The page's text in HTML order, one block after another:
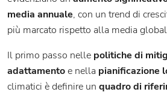
media annuale, con un trend di
più marcato rispetto alla media
Il primo passo nelle politiche di
adattamentoe nella pianificazione
climatici è definire un quadro di